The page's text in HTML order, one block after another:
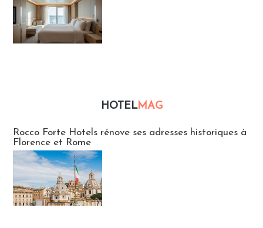
HOTELMAG
Rocco Forte Hotels rénove ses adresses historiques à
Florence et Rome